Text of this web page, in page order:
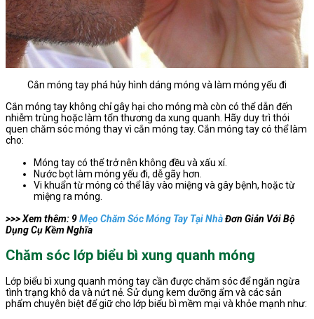
Cắn móng tay phá hủy hình dáng móng và làm móng yếu đi
Cắn móng tay không chỉ gây hại cho móng mà còn có thể dẫn đến
nhiễm trùng hoặc làm tổn thương da xung quanh. Hãy duy trì thói
quen chăm sóc móng thay vì cắn móng tay. Cắn móng tay có thể làm
cho:
Móng tay có thể trở nên không đều và xấu xí.
Nước bọt làm móng yếu đi, dễ gãy hơn.
Vi khuẩn từ móng có thể lây vào miệng và gây bệnh, hoặc từ
miệng ra móng.
>>> Xem thêm: 9Mẹo Chăm Sóc Móng Tay Tại NhàĐơn Giản Với Bộ
Dụng Cụ Kềm Nghĩa
Chăm sóc lớp biểu bì xung quanh móng
Lớp biểu bì xung quanh móng tay cần được chăm sóc để ngăn ngừa
tình trạng khô da và nứt nẻ. Sử dụng kem dưỡng ẩm và các sản
phẩm chuyên biệt để giữ cho lớp biểu bì mềm mại và khỏe mạnh như: